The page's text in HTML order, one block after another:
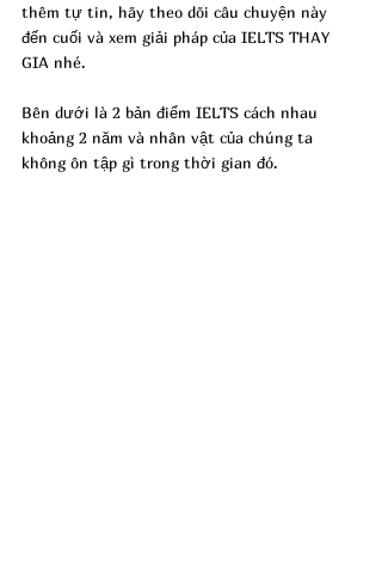
thêm tự tin, hãy theo dõi câu chuyện này
đến cuối và xem giải pháp của IELTS THAY
GIA nhé.
Bên dưới là 2 bản điểm IELTS cách nhau
khoảng 2 năm và nhân vật của chúng ta
không ôn tập gì trong thời gian đó.